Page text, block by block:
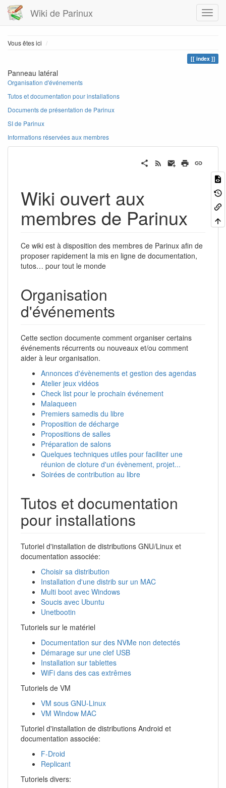
Wiki de Parinux
Vous êtes ici
index
Panneau latéral
Organisation d'événements
Tutos et documentation pour installations
Documents de présentation de Parinux
SI de Parinux
Informations réservées aux membres
Wiki ouvert aux
membres de Parinux
Ce wiki est à disposition des membres de Parinux afin de
proposer rapidement la mis en ligne de documentation,
tutos… pour tout le monde
Organisation
d'événements
Cette section documente comment organiser certains
événements récurrents ou nouveaux et/ou comment
aider à leur organisation.
Annonces d'évènements et gestion des agendas
Atelier jeux vidéos
Check list pour le prochain événement
Malaqueen
Premiers samedis du libre
Proposition de décharge
Propositions de salles
Préparation de salons
Quelques techniques utiles pour faciliter une
réunion de cloture d'un évènement, projet...
Soirées de contribution au libre
Tutos et documentation
pour installations
Tutoriel d'installation de distributions GNU/Linux et
documentation associée:
Choisir sa distribution
Installation d'une distrib sur un MAC
Multi boot avec Windows
Soucis avec Ubuntu
Unetbootin
Tutoriels sur le matériel
Documentation sur des NVMe non detectés
Démarage sur une clef USB
Installation sur tablettes
WiFi dans des cas extrêmes
Tutoriels de VM
VM sous GNU-Linux
VM Window MAC
Tutoriel d'installation de distributions Android et
documentation associée:
F-Droid
Replicant
Tutoriels divers: